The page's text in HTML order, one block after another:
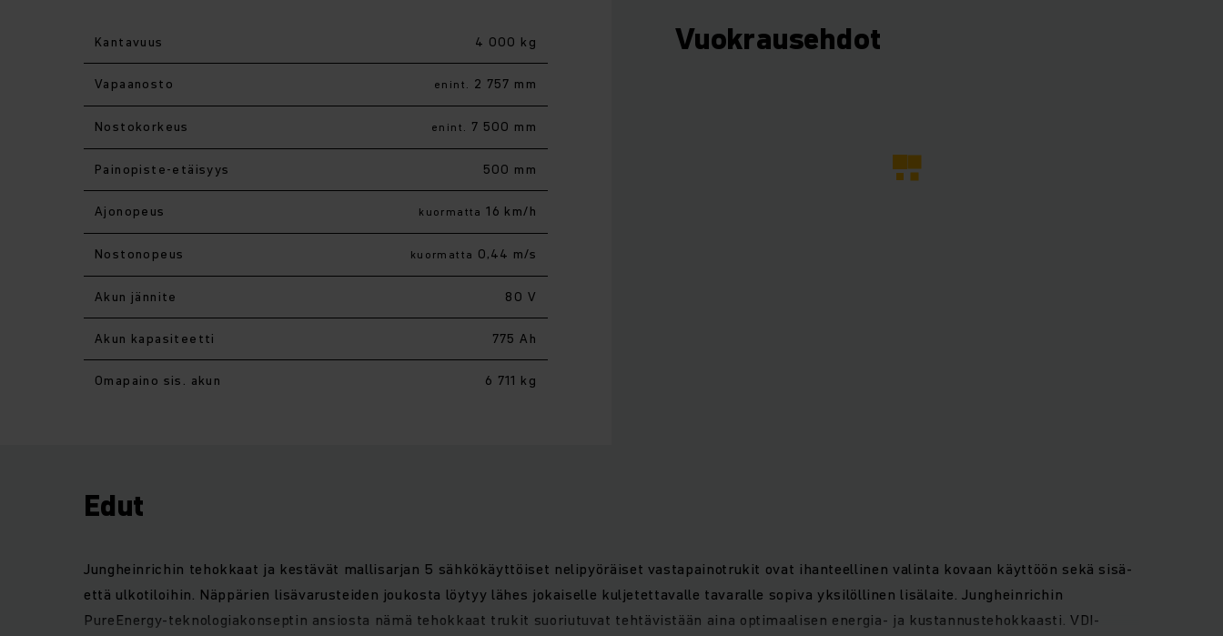
Kantavuus 4 000 kg
Vapaanosto enint. 2 757 mm
Nostokorkeus enint. 7 500 mm
Painopiste-etäisyys 500 mm
Ajonopeus kuormatta 16 km/h
Nostonopeus kuormatta 0,44 m/s
Akun jännite 80 V
Akun kapasiteetti 775 Ah
Omapaino sis. akun 6 711 kg
Vuokrausehdot
Edut
Jungheinrichin tehokkaat ja kestävät mallisarjan 5 sähkökäyttöiset nelipyöräiset vastapainotrukit ovat ihanteellinen valinta kovaan käyttöön sekä sisä-
että ulkotiloihin. Näppärien lisävarusteiden joukosta löytyy lähes jokaiselle kuljetettavalle tavaralle sopiva yksilöllinen lisälaite. Jungheinrichin
PureEnergy-teknologiakonseptin ansiosta nämä tehokkaat trukit suoriutuvat tehtävistään aina optimaalisen energia- ja kustannustehokkaasti. VDI-